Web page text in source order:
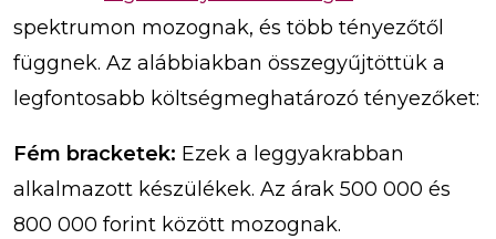
spektrumon mozognak, és több tényezőtől
függnek. Az alábbiakban összegyűjtöttük a
legfontosabb költségmeghatározó tényezőket:
Fém bracketek: Ezek a leggyakrabban
alkalmazott készülékek. Az árak 500 000 és
800 000 forint között mozognak.